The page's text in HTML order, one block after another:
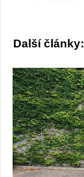
Další články: